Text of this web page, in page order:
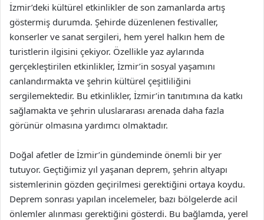
İzmir’deki kültürel etkinlikler de son zamanlarda artış
göstermiş durumda. Şehirde düzenlenen festivaller,
konserler ve sanat sergileri, hem yerel halkın hem de
turistlerin ilgisini çekiyor. Özellikle yaz aylarında
gerçekleştirilen etkinlikler, İzmir’in sosyal yaşamını
canlandırmakta ve şehrin kültürel çeşitliliğini
sergilemektedir. Bu etkinlikler, İzmir’in tanıtımına da katkı
sağlamakta ve şehrin uluslararası arenada daha fazla
görünür olmasına yardımcı olmaktadır.
Doğal afetler de İzmir’in gündeminde önemli bir yer
tutuyor. Geçtiğimiz yıl yaşanan deprem, şehrin altyapı
sistemlerinin gözden geçirilmesi gerektiğini ortaya koydu.
Deprem sonrası yapılan incelemeler, bazı bölgelerde acil
önlemler alınması gerektiğini gösterdi. Bu bağlamda, yerel